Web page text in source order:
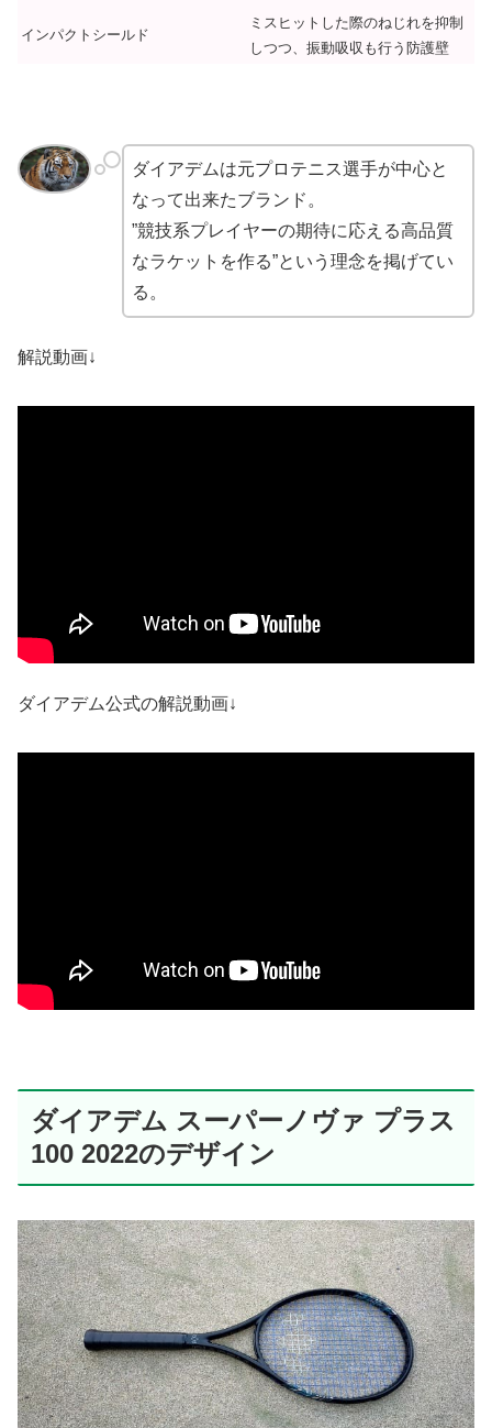
インパクトシールド
ミスヒットした際のねじれを抑制
しつつ、振動吸収も行う防護壁
ダイアデムは元プロテニス選手が中心と
なって出来たブランド。
”競技系プレイヤーの期待に応える高品質
なラケットを作る”という理念を掲げてい
る。
解説動画↓
ダイアデム公式の解説動画↓
ダイアデム スーパーノヴァ プラス
100 2022のデザイン